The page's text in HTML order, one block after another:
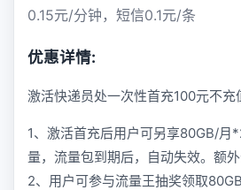
0.15元/分钟，短信0.1元/条
优惠详情:
激活快递员处一次性首充100元不充
1、激活首充后用户可另享80GB/月
量，流量包到期后，自动失效。额外
2、用户可参与流量王抽奖领取